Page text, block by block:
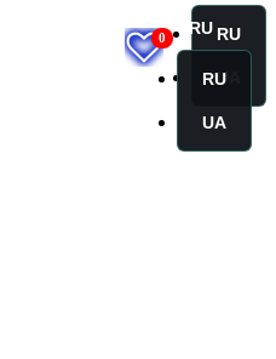
RU
RU
UA
0 RU
UA